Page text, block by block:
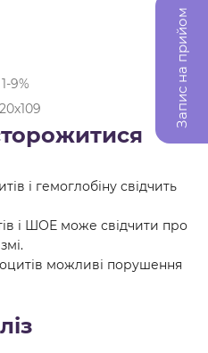
9%
і гемоглобіну свідчить
і ШОЕ може свідчити про
можливі порушення
Запис на прийом